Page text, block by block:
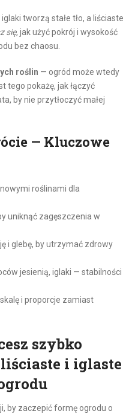
tworzą stałe tło, a liściaste
się, jak użyć pokrój i wysokość
bez chaosu.
roślin — ogród może wtedy
tego pokażę, jak łączyć
by nie przytłoczyć małej
— Kluczowe
roślinami dla
uniknąć zagęszczenia w
i glebę, by utrzymać zdrowy
jesienią, iglaki — stabilności
i proporcje zamiast
szybko
i iglaste
by zaczepić formę ogrodu o